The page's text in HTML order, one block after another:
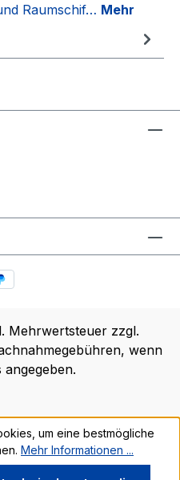
Raumschif… Mehr
Mehrwertsteuer zzgl.
wenn
angegeben.
um eine bestmögliche
Mehr Informationen ...